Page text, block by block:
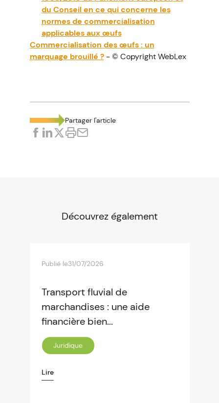
du Conseil en ce qui concerne les
normes de commercialisation
applicables aux œufs
Commercialisation des œufs : un
marquage brouillé ?- © Copyright WebLex
Partager l'article
Découvrez également
Publié le31/07/2026
Transport fluvial de
marchandises : une aide
financière bien...
Juridique
Lire